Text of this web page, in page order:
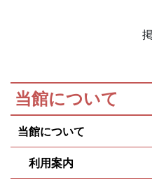
当館について
当館について
利用案内